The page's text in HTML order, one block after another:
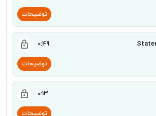
توضیحات
0:49
توضیحات
0:13
توضیحات